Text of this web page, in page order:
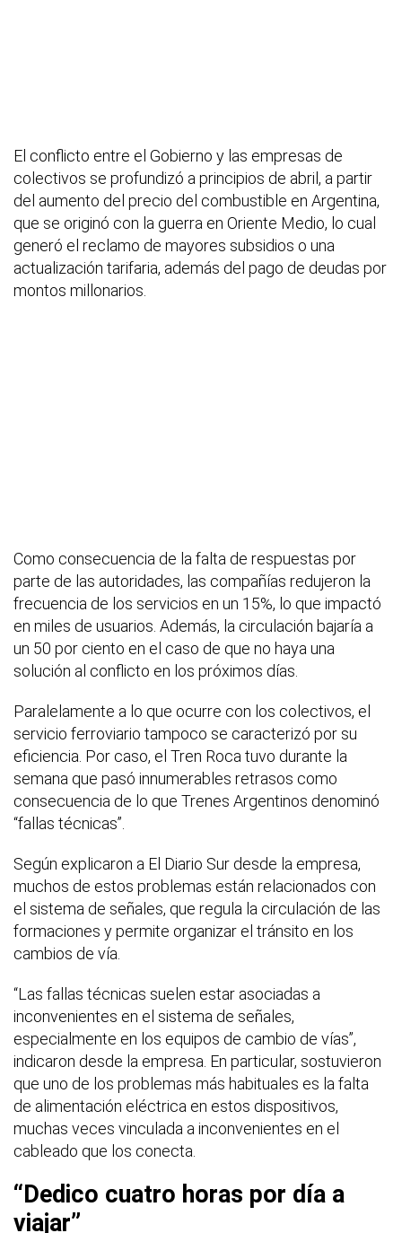
El conflicto entre el Gobierno y las empresas de
colectivos se profundizó a principios de abril, a partir
del aumento del precio del combustible en Argentina,
que se originó con la guerra en Oriente Medio, lo cual
generó el reclamo de mayores subsidios o una
actualización tarifaria, además del pago de deudas por
montos millonarios.
Como consecuencia de la falta de respuestas por
parte de las autoridades, las compañías redujeron la
frecuencia de los servicios en un 15%, lo que impactó
en miles de usuarios. Además, la circulación bajaría a
un 50 por ciento en el caso de que no haya una
solución al conflicto en los próximos días.
Paralelamente a lo que ocurre con los colectivos, el
servicio ferroviario tampoco se caracterizó por su
eficiencia. Por caso, el Tren Roca tuvo durante la
semana que pasó innumerables retrasos como
consecuencia de lo que Trenes Argentinos denominó
“fallas técnicas”.
Según explicaron a El Diario Sur desde la empresa,
muchos de estos problemas están relacionados con
el sistema de señales, que regula la circulación de las
formaciones y permite organizar el tránsito en los
cambios de vía.
“Las fallas técnicas suelen estar asociadas a
inconvenientes en el sistema de señales,
especialmente en los equipos de cambio de vías”,
indicaron desde la empresa. En particular, sostuvieron
que uno de los problemas más habituales es la falta
de alimentación eléctrica en estos dispositivos,
muchas veces vinculada a inconvenientes en el
cableado que los conecta.
“Dedico cuatro horas por día a
viajar”